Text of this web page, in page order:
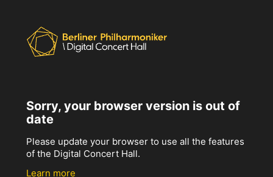
Sorry, your browser version is out of
date
Please update your browser to use all the features
of the Digital Concert Hall.
Learn more